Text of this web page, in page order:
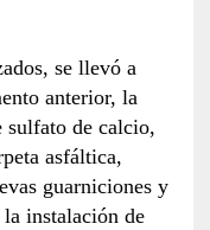
se llevó a
anterior, la
sulfato de calcio,
asfáltica,
guarniciones y
instalación de